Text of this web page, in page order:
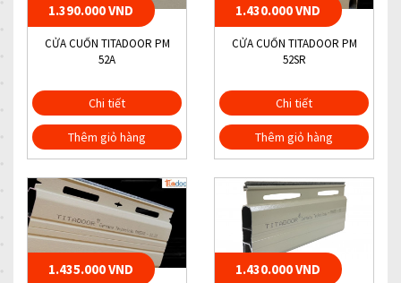
1.390.000 VND
CỬA CUỐN TITADOOR PM
52A
Chi tiết
Thêm giỏ hàng
1.430.000 VND
CỬA CUỐN TITADOOR PM
52SR
Chi tiết
Thêm giỏ hàng
1.435.000 VND 1.430.000 VND